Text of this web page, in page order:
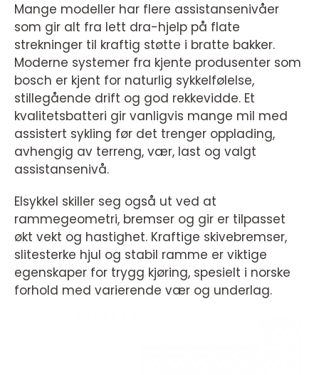
Mange modeller har flere assistansenivåer
som gir alt fra lett dra-hjelp på flate
strekninger til kraftig støtte i bratte bakker.
Moderne systemer fra kjente produsenter som
bosch er kjent for naturlig sykkelfølelse,
stillegående drift og god rekkevidde. Et
kvalitetsbatteri gir vanligvis mange mil med
assistert sykling før det trenger opplading,
avhengig av terreng, vær, last og valgt
assistansenivå.
Elsykkel skiller seg også ut ved at
rammegeometri, bremser og gir er tilpasset
økt vekt og hastighet. Kraftige skivebremser,
slitesterke hjul og stabil ramme er viktige
egenskaper for trygg kjøring, spesielt i norske
forhold med varierende vær og underlag.